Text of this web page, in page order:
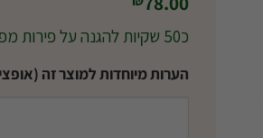
כ50 שקיות להגנה על פירות מפני מזיקים
הערות מיוחדות למוצר זה